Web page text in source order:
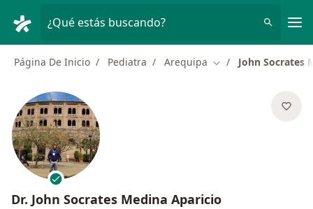
¿Qué estás buscando?
Página De Inicio Pediatra Arequipa Cambiar de ciudad
John Socrates
Dr. John Socrates Medina Aparicio